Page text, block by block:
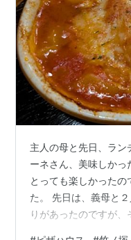
主人の母と先日、ラ
ーネさん、美味しかっ
とっても楽しかった
た。 先日は、義母と
りがあったのですが